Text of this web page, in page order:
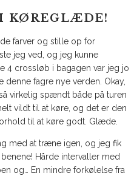
KØREGLÆDE!
farver og stille op for
jeg ved, og jeg kunne
4 crossløb i bagagen var jeg jo
denne fagre nye verden. Okay,
virkelig spændt både på turen
vildt til at køre, og det er den
til at køre godt. Glæde.
med at træne igen, og jeg fik
Hårde intervaller med
og… En mindre forkølelse fra